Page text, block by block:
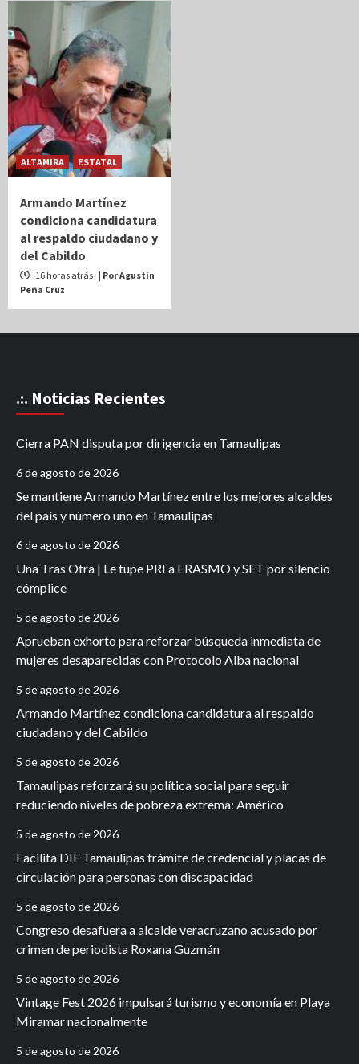
ALTAMIRA ESTATAL
Armando Martínez
condiciona candidatura
al respaldo ciudadano y
del Cabildo
16 horas atrás | Por Agustin
Peña Cruz
.:. Noticias Recientes
Cierra PAN disputa por dirigencia en Tamaulipas
6 de agosto de 2026
Se mantiene Armando Martínez entre los mejores alcaldes
del país y número uno en Tamaulipas
6 de agosto de 2026
Una Tras Otra | Le tupe PRI a ERASMO y SET por silencio
cómplice
5 de agosto de 2026
Aprueban exhorto para reforzar búsqueda inmediata de
mujeres desaparecidas con Protocolo Alba nacional
5 de agosto de 2026
Armando Martínez condiciona candidatura al respaldo
ciudadano y del Cabildo
5 de agosto de 2026
Tamaulipas reforzará su política social para seguir
reduciendo niveles de pobreza extrema: Américo
5 de agosto de 2026
Facilita DIF Tamaulipas trámite de credencial y placas de
circulación para personas con discapacidad
5 de agosto de 2026
Congreso desafuera a alcalde veracruzano acusado por
crimen de periodista Roxana Guzmán
5 de agosto de 2026
Vintage Fest 2026 impulsará turismo y economía en Playa
Miramar nacionalmente
5 de agosto de 2026